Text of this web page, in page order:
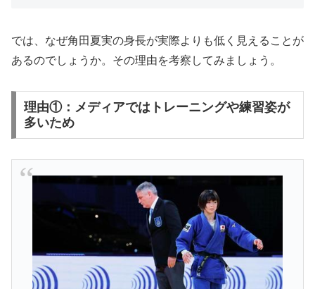
では、なぜ角田夏実の身長が実際よりも低く見えることが
あるのでしょうか。その理由を考察してみましょう。
理由①：メディアではトレーニングや練習姿が
多いため